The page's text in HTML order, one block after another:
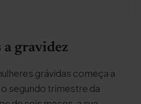
a gravidez
grávidas começa a
segundo trimestre da